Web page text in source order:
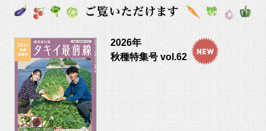
2026年
秋種特集号 vol.62